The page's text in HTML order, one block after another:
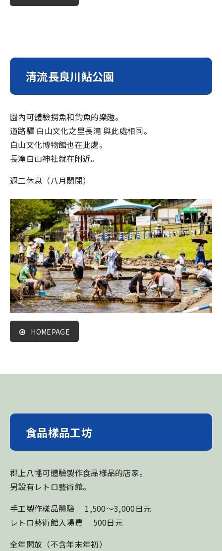
清流長良川鮎公園
園內可體驗撈魚和釣魚的樂趣。
道路驛 白山文化之里長滝 與此處相同。
白山文化博物館也在此處。
長滝白山神社就在附近。
週二休息（八月關閉）
HOMEPAGE
食品樣品工坊
郡上八幡可體驗製作食品樣品的店家。
另設有レトロ藝術館。
手工製作樣品體驗 1,500～3,000日元
レトロ藝術館入場費 500日元
全年開放（不含年末年初）